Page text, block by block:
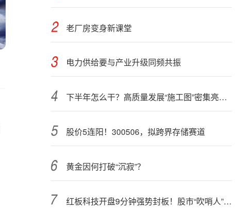
老厂房变身新课堂
电力供给要与产业升级同频共振
下半年怎么干？高质量发展“施工图”密集亮相 聚焦主业提质增效 国资央企向AI要动能
股价5连阳！300506，拟跨界存储赛道
黄金因何打破“沉寂”？
红板科技开盘9分钟强势封板！股市“吹哨人”突然改口！市场风向变了？